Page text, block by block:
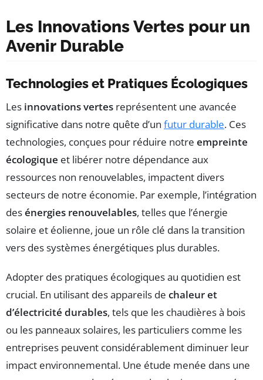
Les Innovations Vertes pour un
Avenir Durable
Technologies et Pratiques Écologiques
Les innovations vertes représentent une avancée
significative dans notre quête d’un futur durable. Ces
technologies, conçues pour réduire notre empreinte
écologique et libérer notre dépendance aux
ressources non renouvelables, impactent divers
secteurs de notre économie. Par exemple, l’intégration
desénergies renouvelables, telles que l’énergie
solaire et éolienne, joue un rôle clé dans la transition
vers des systèmes énergétiques plus durables.
Adopter des pratiques écologiques au quotidien est
crucial. En utilisant des appareils de chaleur et
d’électricité durables, tels que les chaudières à bois
ou les panneaux solaires, les particuliers comme les
entreprises peuvent considérablement diminuer leur
impact environnemental. Une étude menée dans une